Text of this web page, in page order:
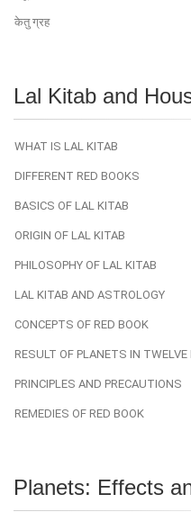
केतु ग्रह
Lal Kitab and
WHAT IS LAL KITAB
DIFFERENT RED BOOKS
BASICS OF LAL KITAB
ORIGIN OF LAL KITAB
PHILOSOPHY OF LAL KITAB
LAL KITAB AND ASTROLOGY
CONCEPTS OF RED BOOK
RESULT OF PLANETS IN TWELVE
PRINCIPLES AND PRECAUTIONS
REMEDIES OF RED BOOK
Planets: Effects